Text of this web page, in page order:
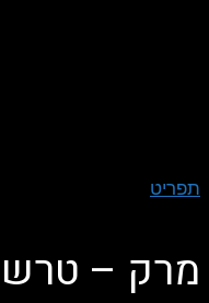
תפריט
מרק –